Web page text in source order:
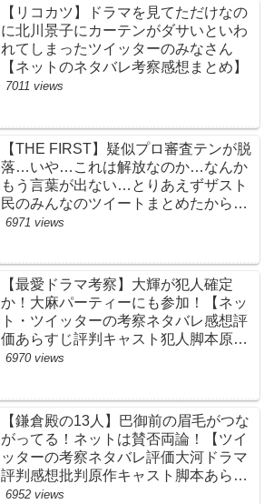
【リコカツ】ドラマを見てただけなの
に北川景子にカーテンがダサいといわ
れてしまったツイッターのみなさん
【ネットのネタバレ考察感想まとめ】
7011 views
【THE FIRST】疑似プロ審査テンが脱
落…いや…これは解放なのか…なんか
もう言葉が出ない…とりあえずザスト
民のみんなのツイートまとめたから見
て…【ザファースト・ネットのネタバ
6971 views
【最愛ドラマ考察】大輝が犯人確定
か！大麻パーティーにも参加！【ネッ
ト・ツイッターの考察ネタバレ感想評
価あらすじ評判キャスト犯人脚本原作
黒幕伏線まとめ・大ちゃん・梨央・加
6970 views
【鎌倉殿の13人】巴御前の眉毛がつな
がってる！ネットは賛否両論！【ツイ
ッターの考察ネタバレ評価大河ドラマ
評判感想批判原作キャスト脚本あらす
じ伏線まとめ犯人黒幕・秋元才加】
6952 views